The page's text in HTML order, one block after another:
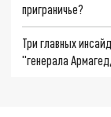
приграничье?
Три главных
"генерала